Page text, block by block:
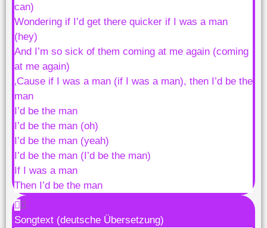
can)
Wondering if I’d get there quicker if I was a man
(hey)
And I’m so sick of them coming at me again (coming
at me again)
‚Cause if I was a man (if I was a man), then I’d be the
man
I’d be the man
I’d be the man (oh)
I’d be the man (yeah)
I’d be the man (I’d be the man)
If I was a man
Then I’d be the man
Songtext (deutsche Übersetzung)